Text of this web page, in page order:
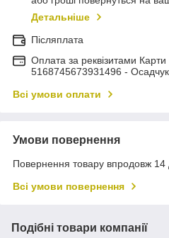
Детальніше
Післяплата
Оплата за реквізитами
5168745673931496 -
Всі умови оплати
Умови повернення
Повернення товару впродовж 14
Всі умови повернення
Подібні товари компанії